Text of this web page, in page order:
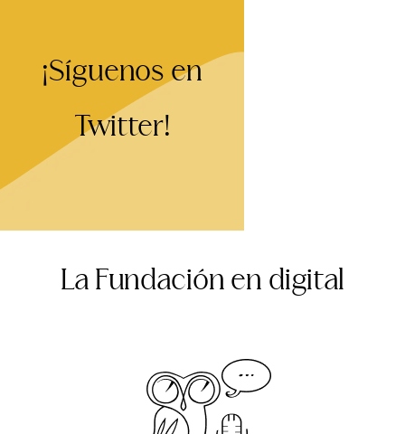
¡Síguenos en
Twitter!
La Fundación en digital